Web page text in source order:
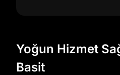
Yoğun Hizmet
Basit